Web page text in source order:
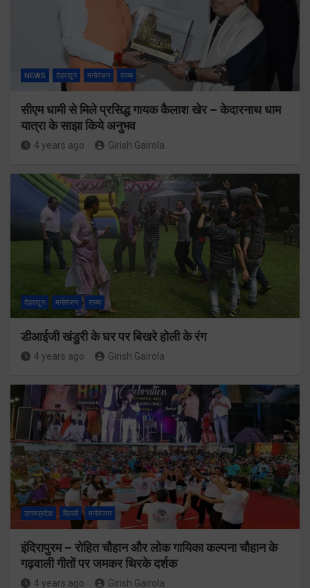
NEWS देहरादून मनोरंजन राज्य
सीएम धामी से मिले प्रसिद्ध गायक कैलाश खेर – केदारनाथ धाम
यात्रा के साझा किये अनुभव
4 years ago Girish Gairola
देहरादून मनोरंजन राज्य
डीआईजी खंडुरी के घर पर बिखरे होली के रंग
4 years ago Girish Gairola
उत्तरप्रदेश दिल्ली मनोरंजन
इंदिरापुरम – रोहित चौहान और लोक गायिका कल्पना चौहान के
गढ़वाली गीतों पर जमकर थिरके दर्शक
4 years ago Girish Gairola